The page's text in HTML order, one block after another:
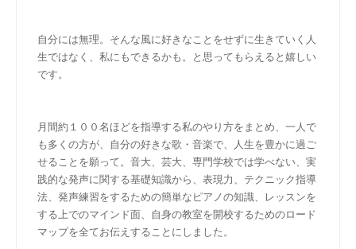
自分には無理。そんな風に好きなことをせずに生きていく人
生ではなく、私にもできるかも。と思ってもらえると嬉しい
です。
月間約１００名ほどを指導する私のやり方をまとめ、一人で
も多くの方が、自分の好きな歌・音楽で、人生を豊かに過ご
せることを願って。音大、芸大、専門学校では学べない、実
践的な発声に関する基礎知識から、表現力、テクニック指導
法、発声練習をするための簡単なピアノの知識、レッスンを
する上でのマインド面、自身の教室を開校するためのロード
マップを全てお伝えすることにしました。